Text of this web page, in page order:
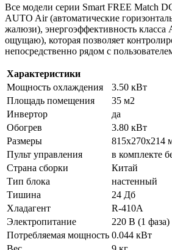
Все модели серии Smart FREE Match
AUTO Air (автоматические
жалюзи), энергоэффективность
ощущаю), которая позволяет
непосредственно рядом с
Характеристики
Мощность охлаждения
3.50 кВт
Площадь помещения
35 м2
Инвертор
да
Обогрев
3.80 кВт
Размеры
815х270х214
Пульт управления
в комплекте
Страна сборки
Китай
Тип блока
настенный
Тишина
24 Дб
Хладагент
R-410A
Электропитание
220 В (1 фаза)
Потребляемая мощность 0.044 кВт